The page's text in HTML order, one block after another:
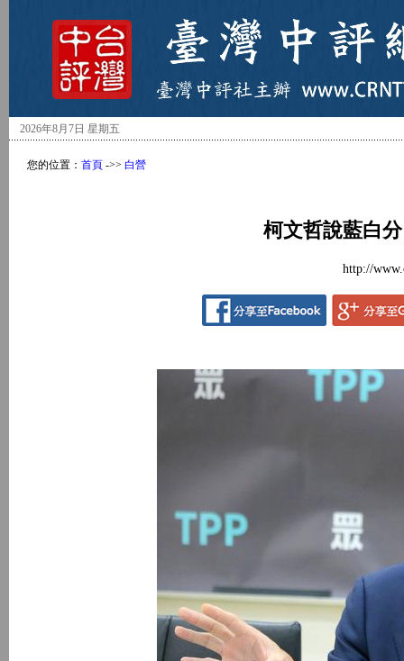
2026年8月7日 星期五
您的位置： 首頁 ->> 白營
柯文哲說藍白
http://